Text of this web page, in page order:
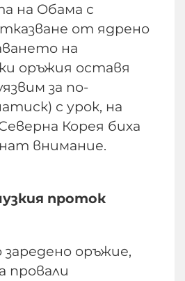
на Обама с
от ядрено
на
оръжия оставя
за по-
с урок, на
Корея биха
внимание.
проток
оръжие,
провали